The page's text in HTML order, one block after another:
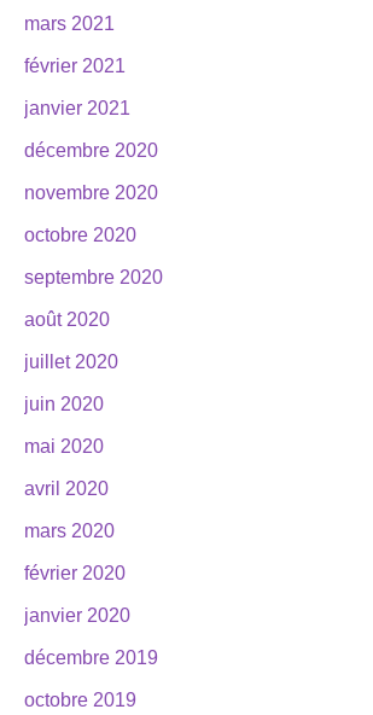
mars 2021
février 2021
janvier 2021
décembre 2020
novembre 2020
octobre 2020
septembre 2020
août 2020
juillet 2020
juin 2020
mai 2020
avril 2020
mars 2020
février 2020
janvier 2020
décembre 2019
octobre 2019